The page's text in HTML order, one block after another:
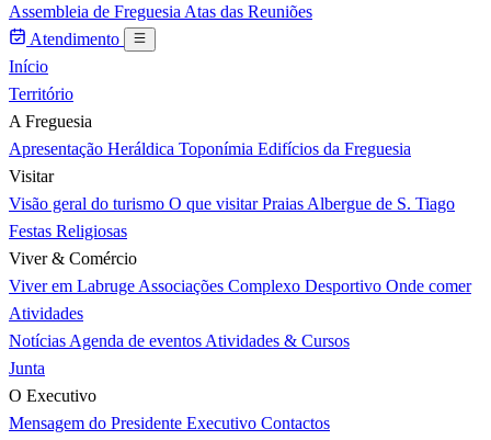
Assembleia de Freguesia Atas das Reuniões
Atendimento
Início
Território
A Freguesia
Apresentação Heráldica Toponímia Edifícios da Freguesia
Visitar
Visão geral do turismo O que visitarPraias Albergue de S. Tiago
Festas Religiosas
Viver & Comércio
Viver em Labruge Associações Complexo Desportivo Onde comer
Atividades
Notícias Agenda de eventos Atividades & Cursos
Junta
O Executivo
Mensagem do Presidente Executivo Contactos